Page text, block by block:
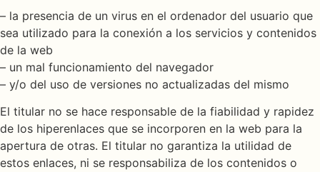
– la presencia de un virus en el ordenador del usuario que
sea utilizado para la conexión a los servicios y contenidos
de la web
– un mal funcionamiento del navegador
– y/o del uso de versiones no actualizadas del mismo
El titular no se hace responsable de la fiabilidad y rapidez
de los hiperenlaces que se incorporen en la web para la
apertura de otras. El titular no garantiza la utilidad de
estos enlaces, ni se responsabiliza de los contenidos o